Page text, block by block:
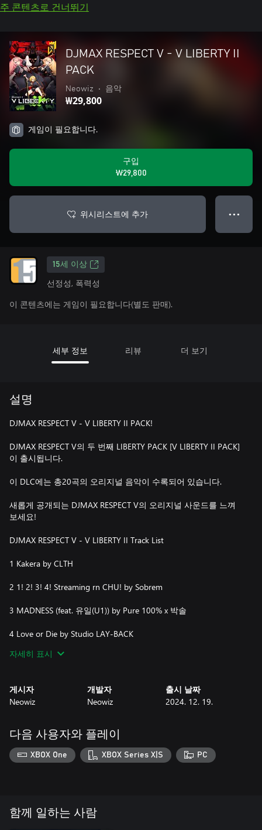
주 콘텐츠로 건너뛰기
DJMAX RESPECT V - V LIBERTY II
PACK
Neowiz • 음악
₩29,800
게임이 필요합니다.
구입
₩29,800
위시리스트에 추가 ● ● ●
15세 이상
선정성, 폭력성
이 콘텐츠에는 게임이 필요합니다(별도 판매).
세부 정보 리뷰 더 보기
설명
DJMAX RESPECT V - V LIBERTY II PACK!
DJMAX RESPECT V의 두 번째 LIBERTY PACK [V LIBERTY II PACK]
이 출시됩니다.
이 DLC에는 총20곡의 오리지널 음악이 수록되어 있습니다.
새롭게 공개되는 DJMAX RESPECT V의 오리지널 사운드를 느껴
보세요!
DJMAX RESPECT V - V LIBERTY II Track List
1 Kakera by CLTH
2 1! 2! 3! 4! Streaming rn CHU! by Sobrem
3 MADNESS (feat. 유일(U1)) by Pure 100% x 박솔
4 Love or Die by Studio LAY-BACK
5 Misty Er'A ~One Day~ by Mycin.T x jam-jam
7 Cata (feat. NC.A) By Miiro
8 TOXIC (feat. Shabel Tonya) by INFX & MIIM
9 Rocket Ride by ned
12 RIPPER by Cchekoz
자세히 표시
게시자
Neowiz
개발자
Neowiz
출시 날짜
2024. 12. 19.
다음 사용자와 플레이
XBOX One XBOX Series X|S PC
함께 일하는 사람